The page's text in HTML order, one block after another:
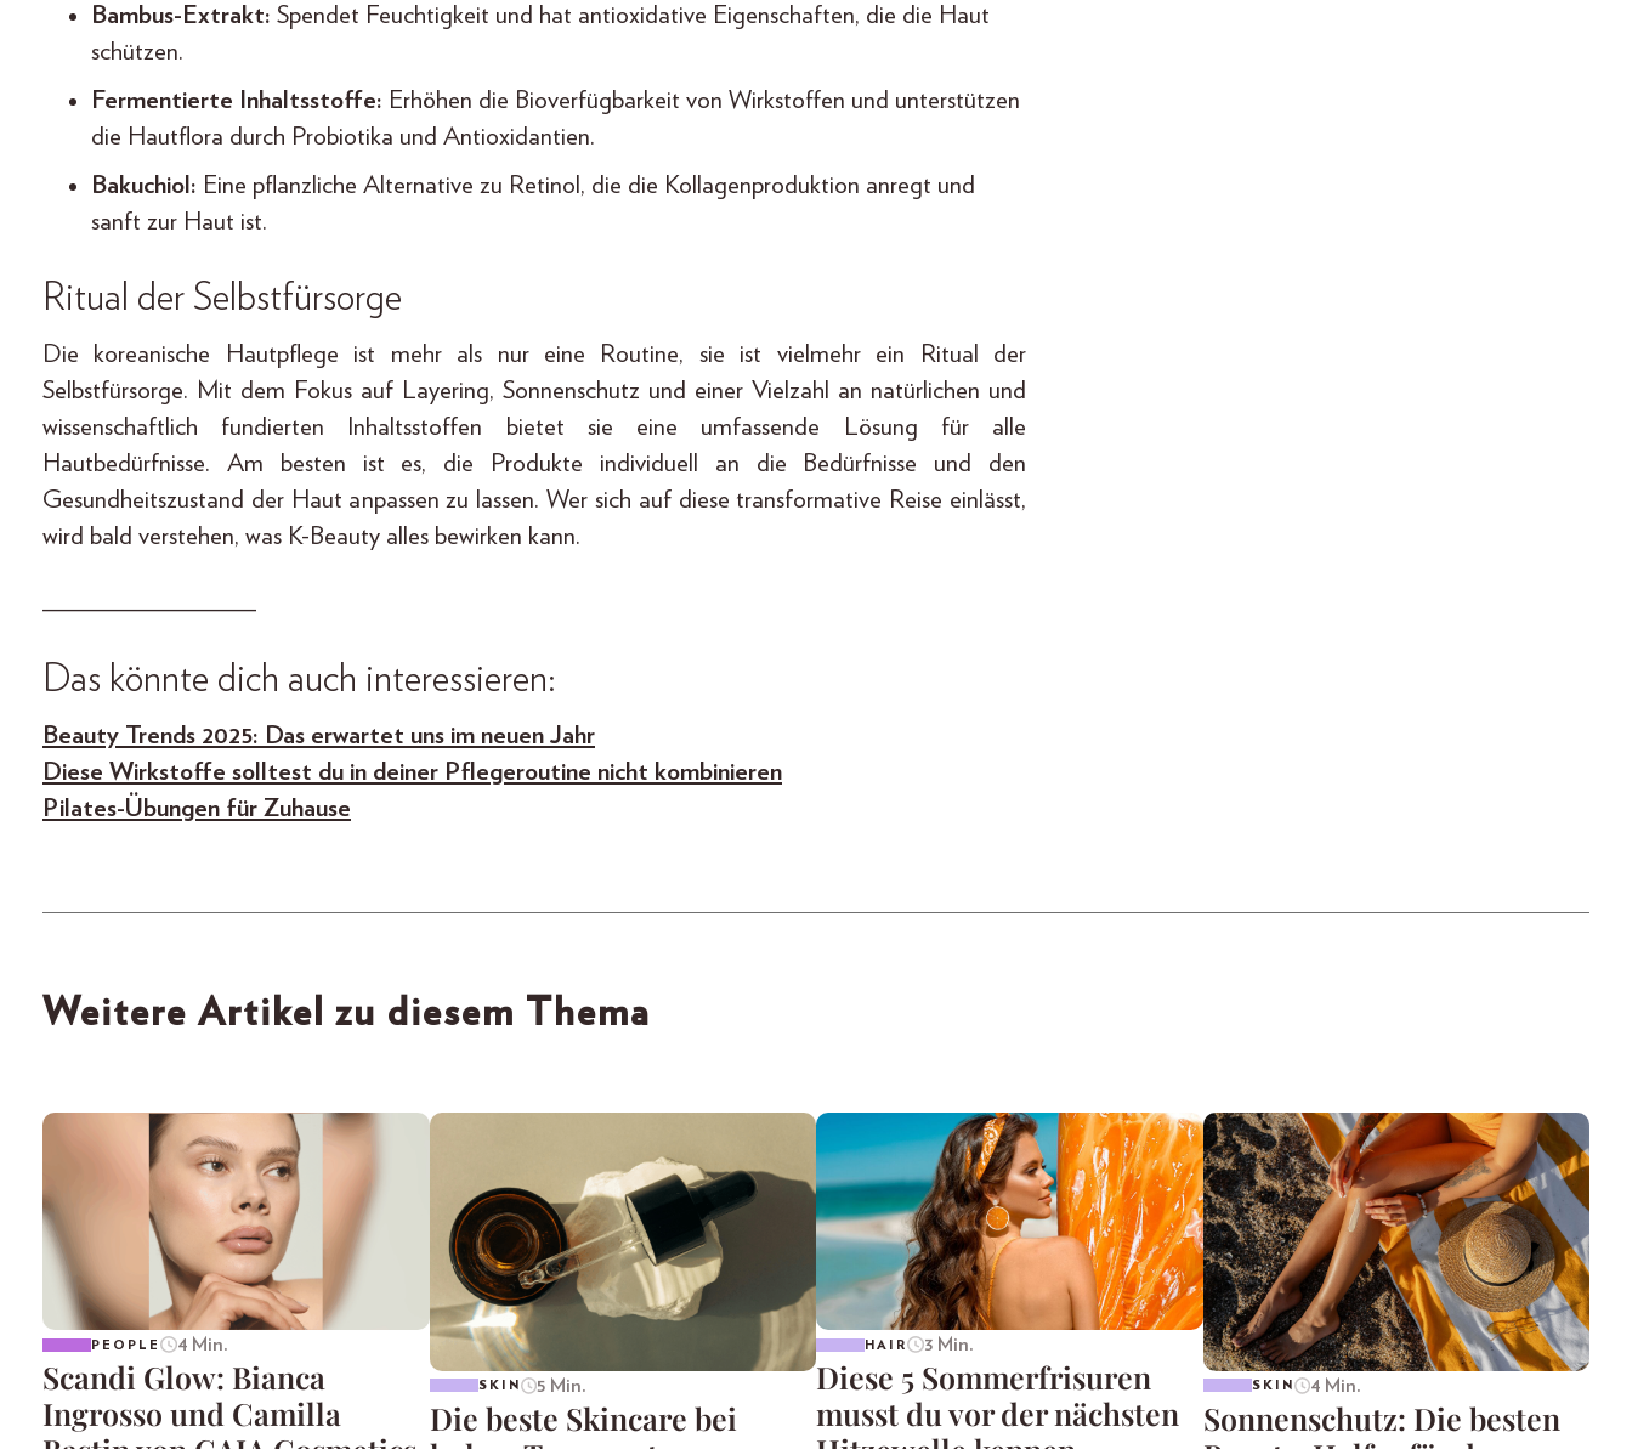
Bambus-Extrakt: Spendet Feuchtigkeit und hat antioxidative Eigenschaften, die die Haut
schützen.
Fermentierte Inhaltsstoffe: Erhöhen die Bioverfügbarkeit von Wirkstoffen und unterstützen
die Hautflora durch Probiotika und Antioxidantien.
Bakuchiol: Eine pflanzliche Alternative zu Retinol, die die Kollagenproduktion anregt und
sanft zur Haut ist.
Ritual der Selbstfürsorge
Die koreanische Hautpflege ist mehr als nur eine Routine, sie ist vielmehr ein Ritual der
Selbstfürsorge. Mit dem Fokus auf Layering, Sonnenschutz und einer Vielzahl an natürlichen und
wissenschaftlich fundierten Inhaltsstoffen bietet sie eine umfassende Lösung für alle
Hautbedürfnisse. Am besten ist es, die Produkte individuell an die Bedürfnisse und den
Gesundheitszustand der Haut anpassen zu lassen. Wer sich auf diese transformative Reise einlässt,
wird bald verstehen, was K-Beauty alles bewirken kann.
________________
Das könnte dich auch interessieren:
Beauty Trends 2025: Das erwartet uns im neuen Jahr
Diese Wirkstoffe solltest du in deiner Pflegeroutine nicht kombinieren
Pilates-Übungen für Zuhause
Weitere Artikel zu diesem Thema
PEOPLE 4 Min.
Scandi Glow: Bianca
Ingrosso und Camilla
SKIN 5 Min.
Die beste Skincare bei
HAIR 3 Min.
Diese 5 Sommerfrisuren
musst du vor der nächsten
SKIN 4 Min.
Sonnenschutz: Die besten